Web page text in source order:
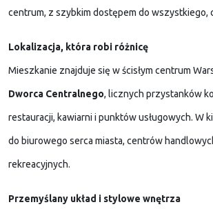
centrum, z szybkim dostępem do wszystkiego,
Lokalizacja, która robi różnicę
Mieszkanie znajduje się w ścisłym centrum
Dworca Centralnego, licznych przystanków
restauracji, kawiarni i punktów usługowych. W
do biurowego serca miasta, centrów
rekreacyjnych.
Przemyślany układ i stylowe wnętrza